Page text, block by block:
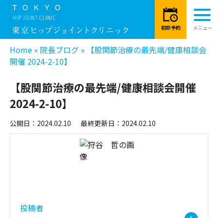
Home » 院長ブログ »
【股関節治療の最先端/健康相談会
開催 2024-2-10】
【股関節治療の最先端/健康相談会開催
2024-2-10】
公開日：2024.02.10 最終更新日：2024.02.10
投稿者